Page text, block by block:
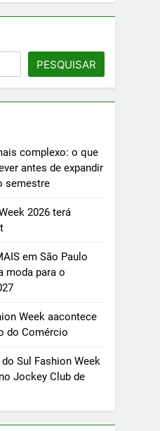
PESQUISAR
complexo: o que
antes de expandir
semestre
2026 terá
em São Paulo
moda para o
Week aacontece
do Comércio
do Sul Fashion Week
Jockey Club de